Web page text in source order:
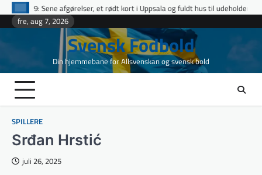
Skip et rødt kort i Uppsala og fuldt hus til udeholdene i topopgør
Ettan
fre, aug 7, 2026
Svensk Fodbold
Din hjemmebane for Allsvenskan og svensk bold
SPILLERE
Srđan Hrstić
juli 26, 2025